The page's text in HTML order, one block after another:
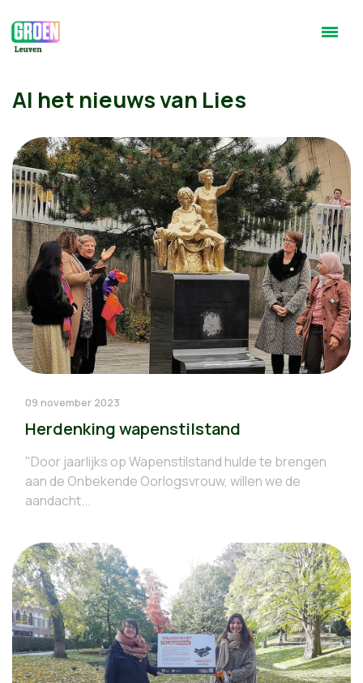
Al het nieuws van Lies
09 november 2023
Herdenking wapenstilstand
"Door jaarlijks op Wapenstilstand hulde te brengen
aan de Onbekende Oorlogsvrouw, willen we de
aandacht...